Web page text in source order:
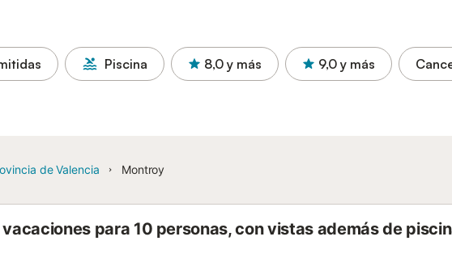
Piscina 8,0 y más 9,0 y más
de Valencia Montroy
vacaciones para 10 personas, con vistas además de